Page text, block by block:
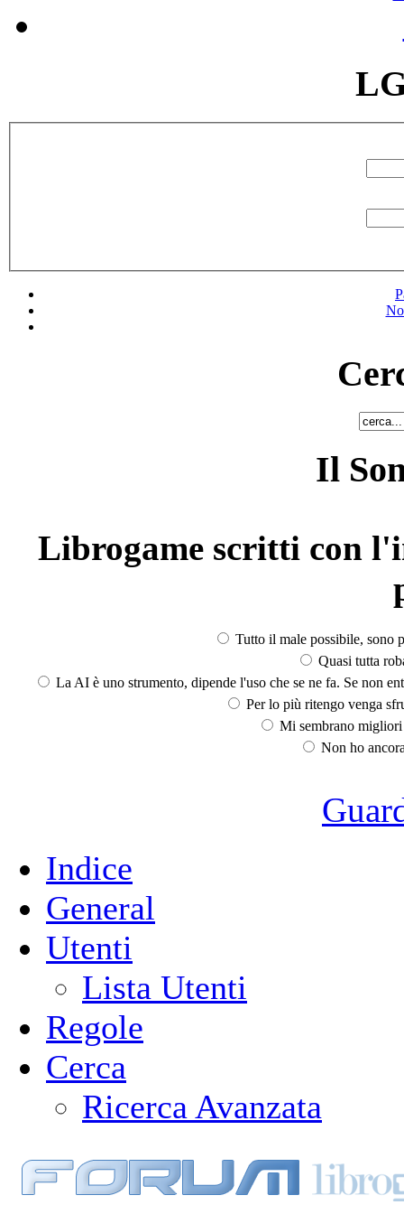
Il
Librogame scritti con
Tutto il male possibile, sono
Quasi tutta
La AI è uno strumento, dipende l'uso che se ne fa. Se non
Per lo più ritengo venga
Mi sembrano
Non ho
Indice
General
Utenti
Lista Utenti
Regole
Cerca
Ricerca Avanzata